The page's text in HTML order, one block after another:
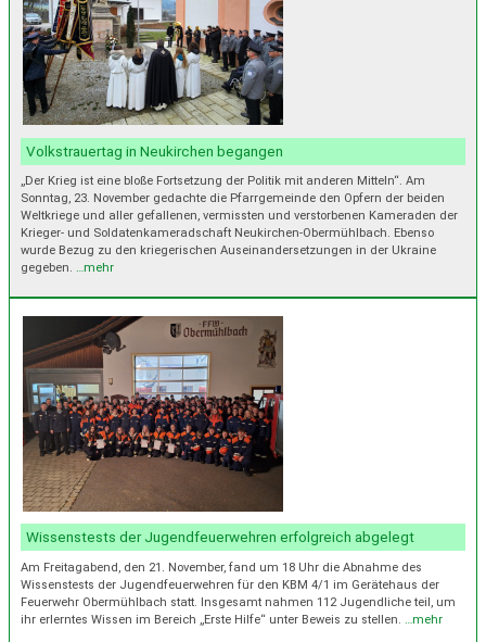
Volkstrauertag in Neukirchen begangen
„Der Krieg ist eine bloße Fortsetzung der Politik mit anderen Mitteln“. Am
Sonntag, 23. November gedachte die Pfarrgemeinde den Opfern der beiden
Weltkriege und aller gefallenen, vermissten und verstorbenen Kameraden der
Krieger- und Soldatenkameradschaft Neukirchen-Obermühlbach. Ebenso
wurde Bezug zu den kriegerischen Auseinandersetzungen in der Ukraine
gegeben. …mehr
Wissenstests der Jugendfeuerwehren erfolgreich abgelegt
Am Freitagabend, den 21. November, fand um 18 Uhr die Abnahme des
Wissenstests der Jugendfeuerwehren für den KBM 4/1 im Gerätehaus der
Feuerwehr Obermühlbach statt. Insgesamt nahmen 112 Jugendliche teil, um
ihr erlerntes Wissen im Bereich „Erste Hilfe“ unter Beweis zu stellen. …mehr